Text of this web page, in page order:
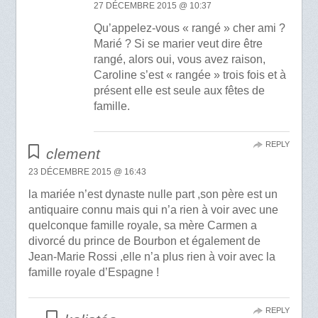
27 DÉCEMBRE 2015 @ 10:37
Qu’appelez-vous « rangé » cher ami ?
Marié ? Si se marier veut dire être
rangé, alors oui, vous avez raison,
Caroline s’est « rangée » trois fois et à
présent elle est seule aux fêtes de
famille.
clement
23 DÉCEMBRE 2015 @ 16:43
la mariée n’est dynaste nulle part ,son père est un
antiquaire connu mais qui n’a rien à voir avec une
quelconque famille royale, sa mère Carmen a
divorcé du prince de Bourbon et également de
Jean-Marie Rossi ,elle n’a plus rien à voir avec la
famille royale d’Espagne !
REPLY
REPLY